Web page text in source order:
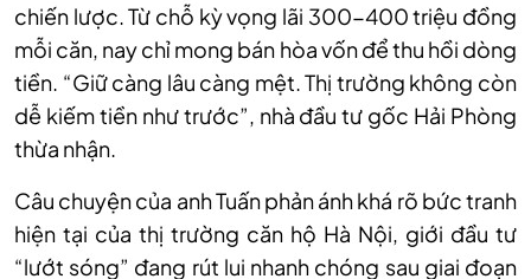
chiến lược. Từ chỗ kỳ vọng lãi 300-400 triệu đồng
mỗi căn, nay chỉ mong bán hòa vốn để thu hồi dòng
tiền. “Giữ càng lâu càng mệt. Thị trường không còn
dễ kiếm tiền như trước”, nhà đầu tư gốc Hải Phòng
thừa nhận.
Câu chuyện của anh Tuấn phản ánh khá rõ bức tranh
hiện tại của thị trường căn hộ Hà Nội, giới đầu tư
“lướt sóng” đang rút lui nhanh chóng sau giai đoạn